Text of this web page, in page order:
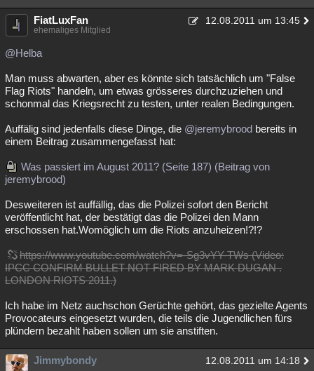
FiatLuxFan 12.08.2011 um 13:45
ehemaliges Mitglied
@Helba
Man muss abwarten, aber es könnte sich tatsächlich um "False
Flag Riots" handeln, um etwas grösseres durchzuziehen und
schonmal das Kriegsrecht zu testen, unter realen Bedingungen.
Auffälig sind jedenfalls diese Dinge, die @jeremybrood bereits in
einem Beitrag zusammengefasst hat:
Was passiert im August 2011? (Seite 187) (Beitrag von
jeremybrood)
Desweiteren ist auffällig, das die Polizei sofort den Bericht
veröffentlicht hat, der bestätigt das die Polizei den Mann
erschossen hat.Womöglich um die Riots anzuheizen!?!?
https://www.youtube.com/watch?v=-Sg3vYY-TWs (Video:
IPCC CONFIRM BULLET NOT FIRED BY MARK DUGAN .
LONDON RIOTS 2011.)
Ich habe im Netz auchschon Gerüchte gehört, das gezielte Agents
Provocateurs eingesetzt wurden, die teils die Jugendlichen fürs
plündern bezahlt haben sollen um sie anstiften.
Jimmybondy 12.08.2011 um 14:18